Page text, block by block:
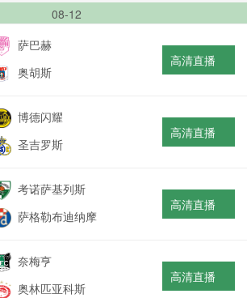
08-12
萨巴赫
奥胡斯
高清直播
博德闪耀
圣吉罗斯
高清直播
考诺萨基列斯
萨格勒布迪纳摩
高清直播
奈梅亨
奥林匹亚科斯
高清直播